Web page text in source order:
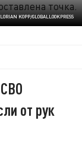
KOPP/GLOBALLOOKPRESS
от рук